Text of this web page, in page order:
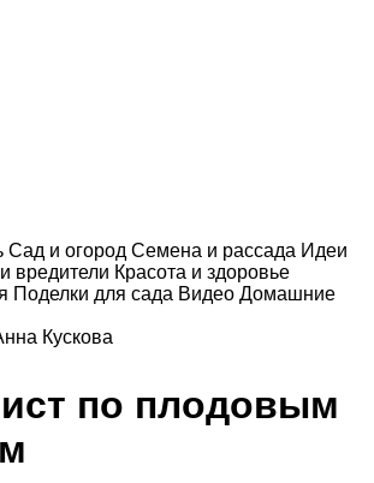
Сад и огород Семена и рассада Идеи
вредители Красота и здоровье
Поделки для сада Видео Домашние
Кускова
по плодовым